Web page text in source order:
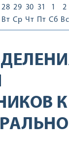
28
Вт
29
Ср
30
Чт
31
Пт
1
Сб
2
Вс